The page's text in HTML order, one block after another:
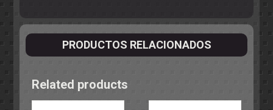
PRODUCTOS RELACIONADOS
Related products